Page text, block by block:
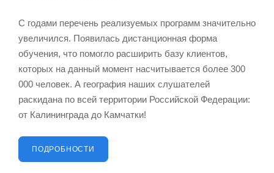
С годами перечень реализуемых программ значительно
увеличился. Появилась дистанционная форма
обучения, что помогло расширить базу клиентов,
которых на данный момент насчитывается более 300
000 человек. А география наших слушателей
раскидана по всей территории Российской Федерации:
от Калининграда до Камчатки!
ПОДРОБНОСТИ